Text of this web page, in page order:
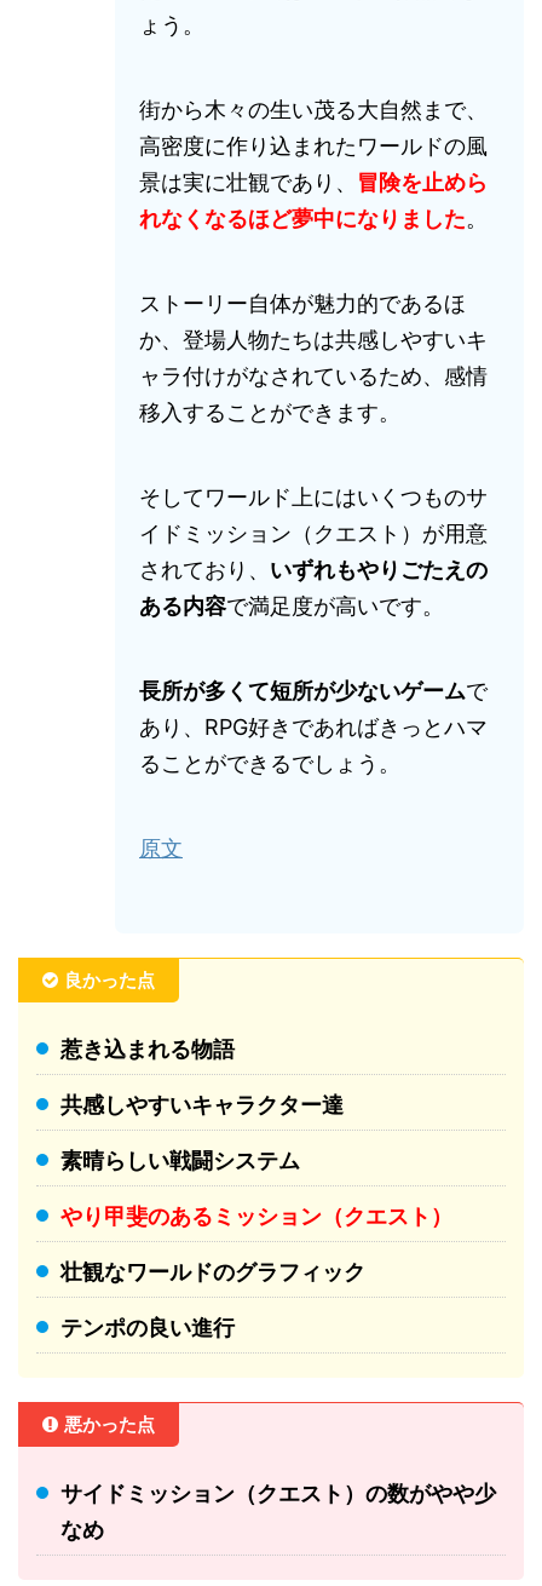
ょう。
街から木々の生い茂る大自然まで、
高密度に作り込まれたワールドの風
景は実に壮観であり、 冒険を止めら
れなくなるほど夢中になりました。
ストーリー自体が魅力的であるほ
か、登場人物たちは共感しやすいキ
ャラ付けがなされているため、感情
移入することができます。
そしてワールド上にはいくつものサ
イドミッション（クエスト）が用意
されており、 いずれもやりごたえの
ある内容で満足度が高いです。
長所が多くて短所が少ないゲームで
あり、RPG好きであればきっとハマ
ることができるでしょう。
原文
良かった点
惹き込まれる物語
共感しやすいキャラクター達
素晴らしい戦闘システム
やり甲斐のあるミッション（クエスト）
壮観なワールドのグラフィック
テンポの良い進行
悪かった点
サイドミッション（クエスト）の数がやや少
なめ